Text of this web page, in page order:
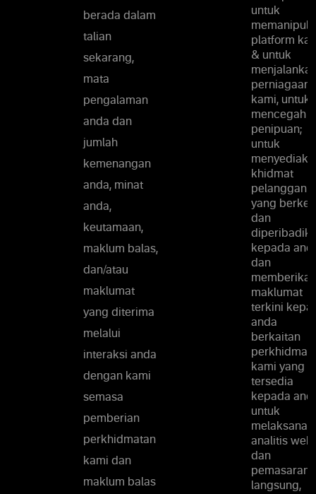
berada dalam
talian
sekarang,
mata
pengalaman
anda dan
jumlah
kemenangan
anda, minat
anda,
keutamaan,
maklum balas,
dan/atau
maklumat
yang diterima
melalui
interaksi anda
dengan kami
semasa
pemberian
perkhidmatan
kami dan
maklum balas
untuk
platform
& untuk
perniagaan
kami, untuk
mencegah
penipuan;
untuk
khidmat
pelanggan
yang
dan
kepada
dan
memberikan
maklumat
terkini
anda
berkaitan
kami yang
tersedia
kepada
untuk
analitis web
dan
pemasaran
langsung,